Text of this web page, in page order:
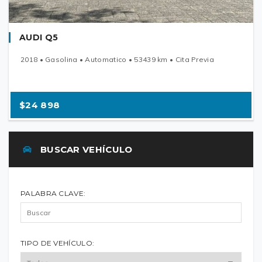
AUDI Q5
2018 • Gasolina • Automatico • 53439 km • Cita Previa
$24 898
BUSCAR VEHÍCULO
PALABRA CLAVE:
TIPO DE VEHÍCULO: